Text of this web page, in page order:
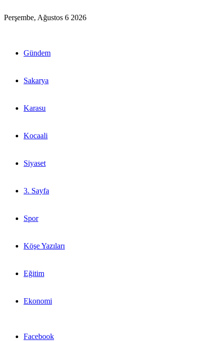
Perşembe, Ağustos 6 2026
Gündem
Sakarya
Karasu
Kocaali
Siyaset
3. Sayfa
Spor
Köşe Yazıları
Eğitim
Ekonomi
Facebook